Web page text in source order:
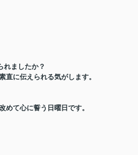
れましたか？
に伝えられる気がします。
て心に誓う日曜日です。